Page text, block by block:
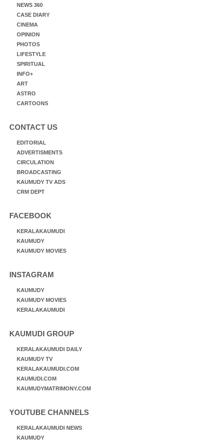
NEWS 360
CASE DIARY
CINEMA
OPINION
PHOTOS
LIFESTYLE
SPIRITUAL
INFO+
ART
ASTRO
CARTOONS
CONTACT US
EDITORIAL
ADVERTISMENTS
CIRCULATION
BROADCASTING
KAUMUDY TV ADS
CRM DEPT
FACEBOOK
KERALAKAUMUDI
KAUMUDY
KAUMUDY MOVIES
INSTAGRAM
KAUMUDY
KAUMUDY MOVIES
KERALAKAUMUDI
KAUMUDI GROUP
KERALAKAUMUDI DAILY
KAUMUDY TV
KERALAKAUMUDI.COM
KAUMUDI.COM
KAUMUDYMATRIMONY.COM
YOUTUBE CHANNELS
KERALAKAUMUDI NEWS
KAUMUDY